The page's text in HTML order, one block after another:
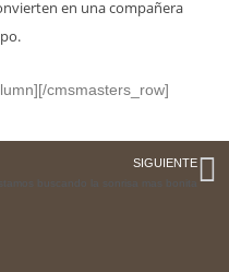
en una compañera
cmsmasters_row]
SIGUIENTE
buscando la sonrisa mas bonita